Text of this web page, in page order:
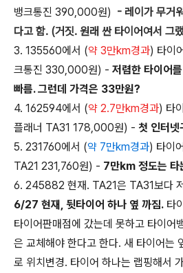
뱅크통진 390,000원)​​​ - 레이가 무거
다고 함. (거짓. 원래 싼 타이어여서 그
3. 135560에서 (약 3만km경과​) 타이
크통진 330,000원) - 저렴한 타이어
빠름. 그런데 가격은 33만원?
4. 162594에서 (약 2.7만km경과) ​타
플래너 TA31 178,000원) - 첫 인터넷
5. 231760​​에서 (약 7만km경과) ​타이
TA21 231,760원) - 7만km 정도는 타
6. 245882 현재. TA21은 TA31보다
6/27 현재, 뒷타이어 하나 옆 까짐. 타
타이어판매점에 갔는데 못하고 타이어
은 교체해야 한다고 한다. 새 타이어는
로 위치변경. 타이어 하나는 랩핑해서